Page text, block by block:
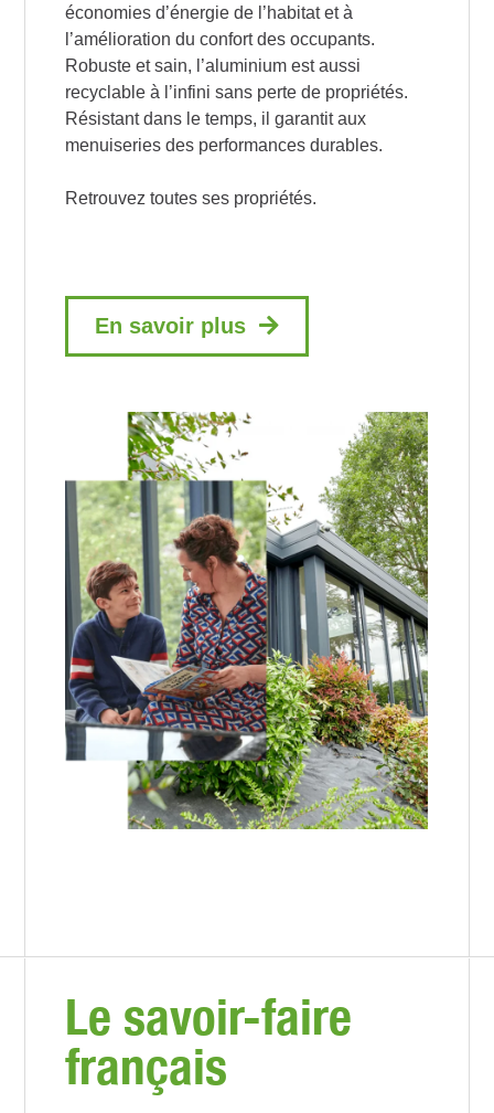
économies d’énergie de l’habitat et à
l’amélioration du confort des occupants.
Robuste et sain, l’aluminium est aussi
recyclable à l’infini sans perte de propriétés.
Résistant dans le temps, il garantit aux
menuiseries des performances durables.
Retrouvez toutes ses propriétés.
En savoir plus
Le savoir-faire
français